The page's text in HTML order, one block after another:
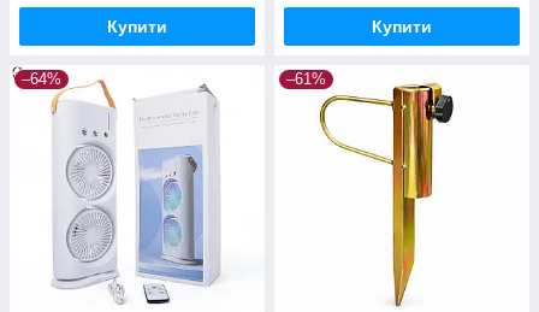
Купити Купити
–64% –61%